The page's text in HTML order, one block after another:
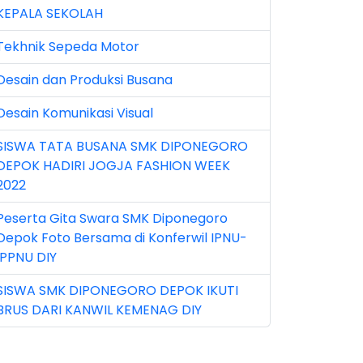
2025 (1)
2026 (5)
2023 (8)
2024 (1)
2026 (3)
2026 (16)
2022 (101)
2023 (5)
2025 (15)
2024 (2)
SEKOLAH
Sepeda Motor
dan Produksi Busana
Komunikasi Visual
TATA BUSANA SMK DIPONEGORO
HADIRI JOGJA FASHION WEEK
Gita Swara SMK Diponegoro
Foto Bersama di Konferwil IPNU-
DIY
SMK DIPONEGORO DEPOK IKUTI
DARI KANWIL KEMENAG DIY